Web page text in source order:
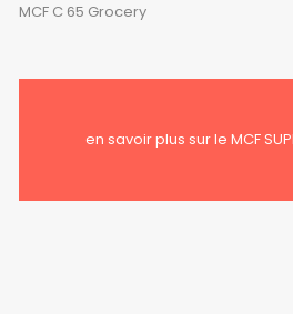
MCF C 65 Grocery
en savoir plus sur le MCF